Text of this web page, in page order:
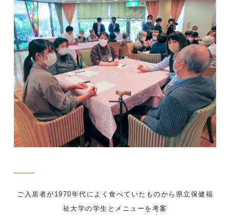
ご入居者が1970年代によく食べていたものから県立保健福
祉大学の学生とメニューを考案